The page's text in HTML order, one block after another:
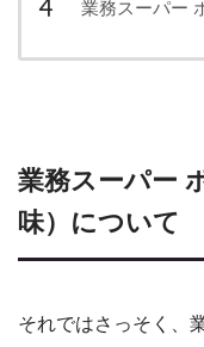
業務スーパー
業務スーパー
味）について
それではさっそく、